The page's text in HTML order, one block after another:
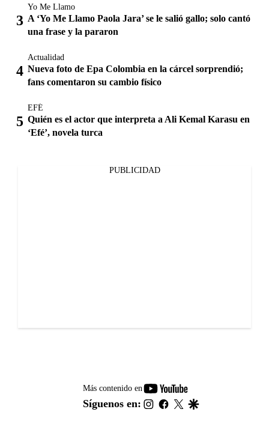
Yo Me Llamo
A ‘Yo Me Llamo Paola Jara’ se le salió gallo; solo cantó
una frase y la pararon
Actualidad
Nueva foto de Epa Colombia en la cárcel sorprendió;
fans comentaron su cambio físico
EFÉ
Quién es el actor que interpreta a Ali Kemal Karasu en
‘Efé’, novela turca
PUBLICIDAD
Más contenido en
youtube-
footer
Síguenos en: instagram
facebook
twitter